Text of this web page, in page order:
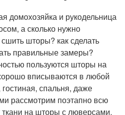
домохозяйка и рукодельница
а сколько нужно
шторы? как сделать
правильные замеры?
пользуются шторы на
вписываются в любой
гостиная, спальня, даже
рассмотрим поэтапно всю
на шторы с люверсами.